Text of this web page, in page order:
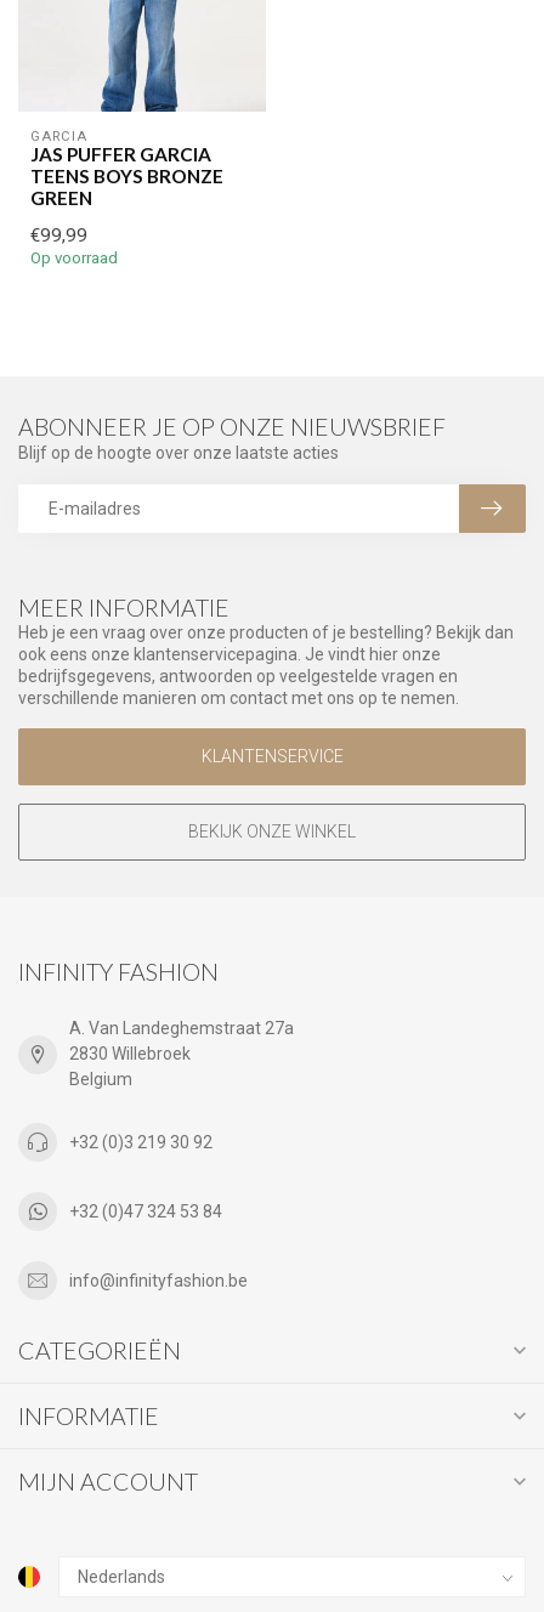
GARCIA
JAS PUFFER GARCIA
TEENS BOYS BRONZE
GREEN
€99,99
Op voorraad
MEER INFORMATIE
Heb je een vraag over onze producten of je bestelling? Bekijk dan
ook eens onze klantenservicepagina. Je vindt hier onze
bedrijfsgegevens, antwoorden op veelgestelde vragen en
verschillende manieren om contact met ons op te nemen.
KLANTENSERVICE
BEKIJK ONZE WINKEL
ABONNEER JE OP ONZE NIEUWSBRIEF
Blijf op de hoogte over onze laatste acties
INFINITY FASHION
A. Van Landeghemstraat 27a
2830 Willebroek
Belgium
+32 (0)3 219 30 92
+32 (0)47 324 53 84
info@infinityfashion.be
CATEGORIEËN
INFORMATIE
MIJN ACCOUNT